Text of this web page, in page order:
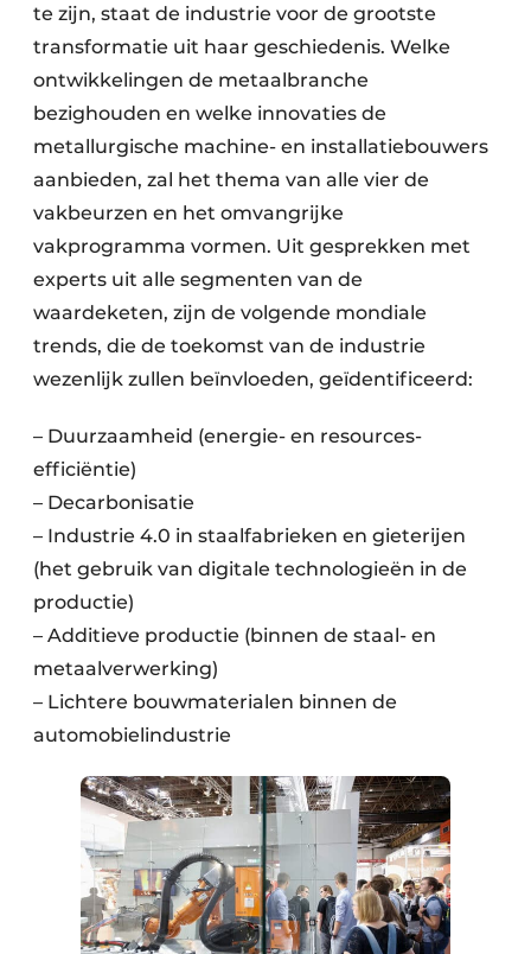
te zijn, staat de industrie voor de grootste
transformatie uit haar geschiedenis. Welke
ontwikkelingen de metaalbranche
bezighouden en welke innovaties de
metallurgische machine- en installatiebouwers
aanbieden, zal het thema van alle vier de
vakbeurzen en het omvangrijke
vakprogramma vormen. Uit gesprekken met
experts uit alle segmenten van de
waardeketen, zijn de volgende mondiale
trends, die de toekomst van de industrie
wezenlijk zullen beïnvloeden, geïdentificeerd:
– Duurzaamheid (energie- en resources-
efficiëntie)
– Decarbonisatie
– Industrie 4.0 in staalfabrieken en gieterijen
(het gebruik van digitale technologieën in de
productie)
– Additieve productie (binnen de staal- en
metaalverwerking)
– Lichtere bouwmaterialen binnen de
automobielindustrie